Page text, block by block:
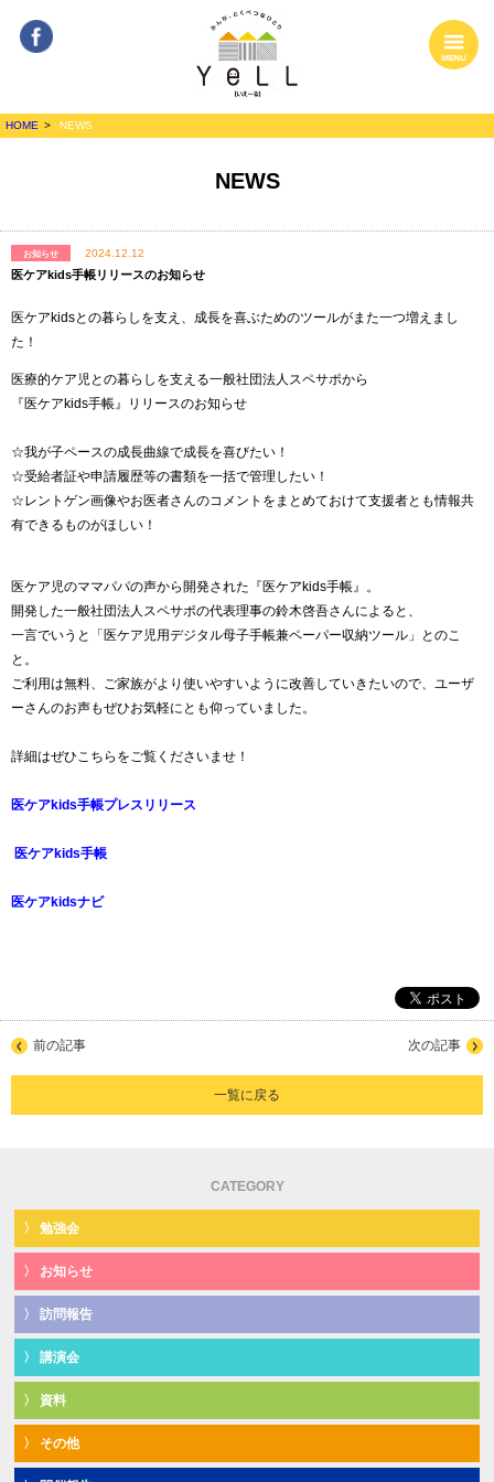
Facebook
NEWS
HOME NEWS
お知らせ 2024.12.12
医ケアkids手帳リリースのお知らせ
医ケアkidsとの暮らしを支え、成長を喜ぶためのツールがまた一つ増えまし
た！
医療的ケア児との暮らしを支える一般社団法人スペサポから
『医ケアkids手帳』リリースのお知らせ
☆我が子ペースの成長曲線で成長を喜びたい！
☆受給者証や申請履歴等の書類を一括で管理したい！
☆レントゲン画像やお医者さんのコメントをまとめておけて支援者とも情報共
有できるものがほしい！
医ケア児のママパパの声から開発された『医ケアkids手帳』。
開発した一般社団法人スペサポの代表理事の鈴木啓吾さんによると、
一言でいうと「医ケア児用デジタル母子手帳兼ペーパー収納ツール」とのこ
と。
ご利用は無料、ご家族がより使いやすいように改善していきたいので、ユーザ
ーさんのお声もぜひお気軽にとも仰っていました。
詳細はぜひこちらをご覧くださいませ！
医ケアkids手帳プレスリリース
医ケアkids手帳
医ケアkidsナビ
前の記事
一覧に戻る
次の記事
CATEGORY
勉強会
お知らせ
訪問報告
講演会
資料
その他